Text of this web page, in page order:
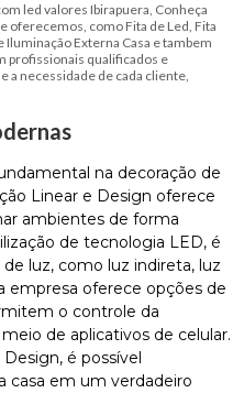
led valores Ibirapuera, Conheça
oferecemos, como Fita de Led, Fita
Iluminação Externa Casa e tambem
profissionais qualificados e
necessidade de cada cliente,
na decoração de
Linear e Design oferece
ambientes de forma
de tecnologia LED, é
luz, como luz indireta, luz
empresa oferece opções de
o controle da
de aplicativos de celular.
é possível
casa em um verdadeiro